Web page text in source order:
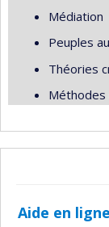
Médiation
Peuples
Théories
Méthodes
Aide en